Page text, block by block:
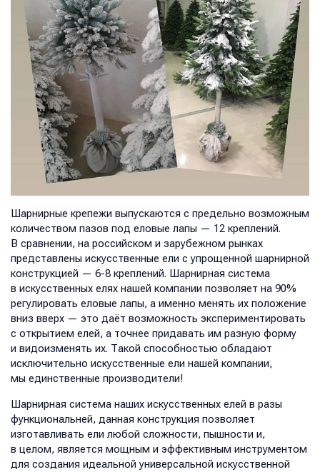
Шарнирные крепежи выпускаются с предельно возможным
количеством пазов под еловые лапы — 12 креплений.
В сравнении, на российском и зарубежном рынках
представлены искусственные ели с упрощенной шарнирной
конструкцией — 6-8 креплений. Шарнирная система
в искусственных елях нашей компании позволяет на 90%
регулировать еловые лапы, а именно менять их положение
вниз вверх — это даёт возможность экспериментировать
с открытием елей, а точнее придавать им разную форму
и видоизменять их. Такой способностью обладают
исключительно искусственные ели нашей компании,
мы единственные производители!
Шарнирная система наших искусственных елей в разы
функциональней, данная конструкция позволяет
изготавливать ели любой сложности, пышности и,
в целом, является мощным и эффективным инструментом
для создания идеальной универсальной искусственной